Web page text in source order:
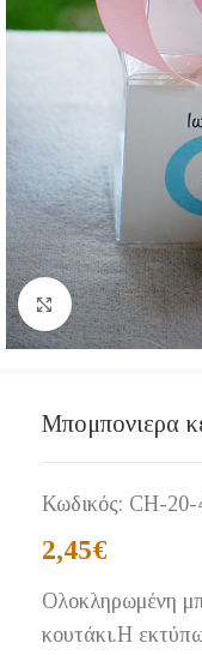
Click to
Μπομπονιερα
Κωδικός: CH-20-
2,45€
Ολοκληρωμένη
κουτάκι.Η